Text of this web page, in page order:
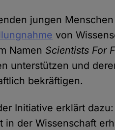
jungen
von
Namen Scientists For
unterstützen und
bekräftigen.
Initiative erklärt
in der Wissenschaft